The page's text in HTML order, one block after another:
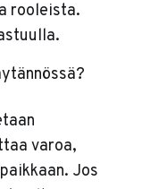
rooleista.
varoa,
Jos